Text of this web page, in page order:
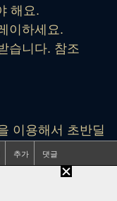
해요.
이하세요.
습니다. 참조
이용해서 초반딜
말파는 굴렁쇠를
가면서까지 그